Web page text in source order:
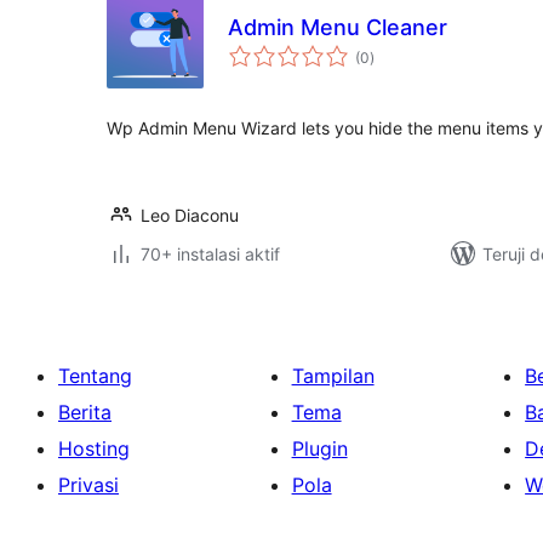
Admin Menu Cleaner
(0total
rating
)
Wp Admin Menu Wizard lets you hide the menu items
Leo Diaconu
70+ instalasi aktif
Teruji
Tentang
Berita
Hosting
Privasi
Tampilan
Tema
Plugin
Pola